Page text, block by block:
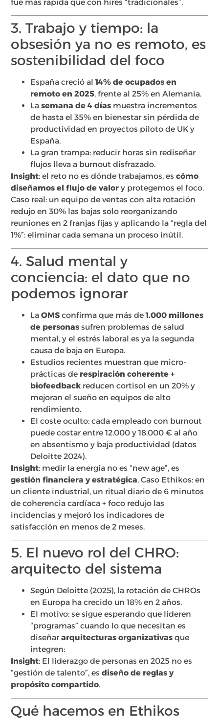
fue más rápida que con hires “tradicionales”.
3. Trabajo y tiempo: la
obsesión ya no es remoto, es
sostenibilidad del foco
España creció al14% de ocupados en
remoto en 2025, frente al 25% en Alemania.
Lasemana de 4 días muestra incrementos
de hasta el 35% en bienestar sin pérdida de
productividad en proyectos piloto de UK y
España.
La gran trampa: reducir horas sin rediseñar
flujos lleva a burnout disfrazado.
Insight: el reto no es dónde trabajamos, escómo
diseñamos el flujo de valor y protegemos el foco.
Caso real: un equipo de ventas con alta rotación
redujo en 30% las bajas solo reorganizando
reuniones en 2 franjas fijas y aplicando la “regla del
1%”: eliminar cada semana un proceso inútil.
4. Salud mental y
conciencia: el dato que no
podemos ignorar
LaOMS confirma que más de1.000 millones
de personas sufren problemas de salud
mental, y el estrés laboral es ya la segunda
causa de baja en Europa.
Estudios recientes muestran que micro-
prácticas de respiración coherente +
biofeedback reducen cortisol en un 20% y
mejoran el sueño en equipos de alto
rendimiento.
El coste oculto: cada empleado con burnout
puede costar entre 12.000 y 18.000 € al año
en absentismo y baja productividad (datos
Deloitte 2024).
Insight: medir la energía no es “new age”, es
gestión financiera y estratégica. Caso Ethikos: en
un cliente industrial, un ritual diario de 6 minutos
de coherencia cardíaca + foco redujo las
incidencias y mejoró los indicadores de
satisfacción en menos de 2 meses.
5. El nuevo rol del CHRO:
arquitecto del sistema
Según Deloitte (2025), la rotación de CHROs
en Europa ha crecido un 18% en 2 años.
El motivo: se sigue esperando que lideren
“programas” cuando lo que necesitan es
diseñararquitecturas organizativas que
integren:
Insight: El liderazgo de personas en 2025 no es
“gestión de talento”, esdiseño de reglas y
propósito compartido.
Qué hacemos en Ethikos